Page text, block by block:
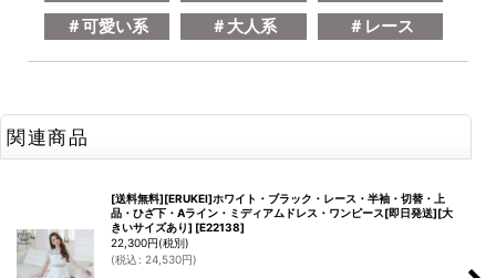
＃可愛い系
＃大人系 ＃レース
関連商品
[送料無料][ERUKEI]ホワイト・ブラック・レース・半袖・切替・上
品・ひざ下・Aライン・ミディアムドレス・ワンピース[即日発送][大
きいサイズあり] [E22138]
22,300円(税別)
(税込 : 24,530円)